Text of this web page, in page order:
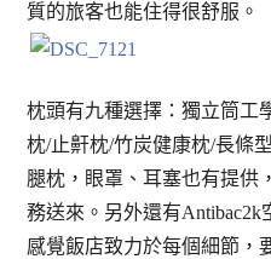
質的旅客也能住得很舒服。
枕頭有九種選擇：獨立筒工
枕/止鼾枕/竹炭健康枕/長條
腿枕，眼罩、耳塞也有提供
務送來。另外還有Antibac2k
感覺飯店致力於每個細節，